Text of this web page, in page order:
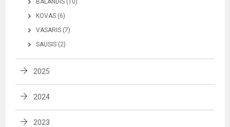
KOVAS (6)
VASARIS (7)
SAUSIS (2)
2025
2024
2023